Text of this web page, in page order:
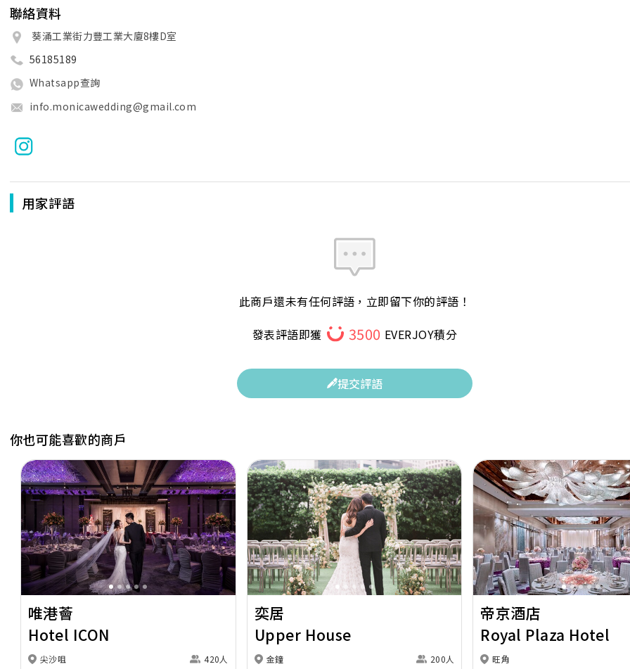
聯絡資料
葵涌工業街力豐工業大廈8樓D室
56185189
Whatsapp查詢
info.monicawedding@gmail.com
用家評語
此商戶還未有任何評語，立即留下你的評語！
發表評語即獲
3500 EVERJOY積分
提交評語
你也可能喜歡的商戶
Previous Next
唯港薈
Hotel ICON
尖沙咀 420人
Previous Next
奕居
Upper House
金鐘 200人
Previous
帝京酒店
Royal Plaza Hotel
旺角